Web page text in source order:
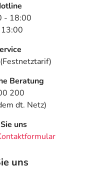
- 18:00
Beratung
200
dt. Netz)
uns
uns